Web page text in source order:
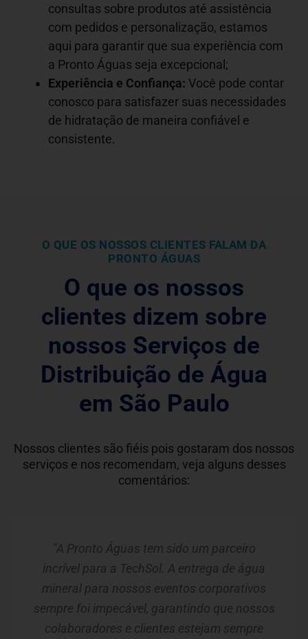
consultas sobre produtos até assistência
com pedidos e personalização, estamos
aqui para garantir que sua experiência com
a Pronto Águas seja excepcional;
Experiência e Confiança: Você pode contar
conosco para satisfazer suas necessidades
de hidratação de maneira confiável e
consistente.
O QUE OS NOSSOS CLIENTES FALAM DA
PRONTO ÁGUAS
O que os nossos
clientes dizem sobre
nossos Serviços de
Distribuição de Água
em São Paulo
Nossos clientes são fiéis pois gostaram dos nossos
serviços e nos recomendam, veja alguns desses
comentários:
"A Pronto Águas tem sido um parceiro
incrível para a TechSol. A entrega de água
mineral para nossos eventos corporativos
sempre foi impecável, garantindo que nossos
colaboradores e clientes estejam sempre